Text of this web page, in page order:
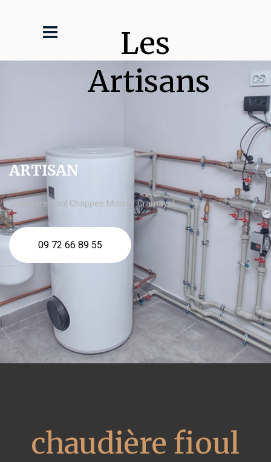
Les
Artisans
ARTISAN
chaudière fioul Chappee Moissy Cramayel
09 72 66 89 55
chaudière fioul